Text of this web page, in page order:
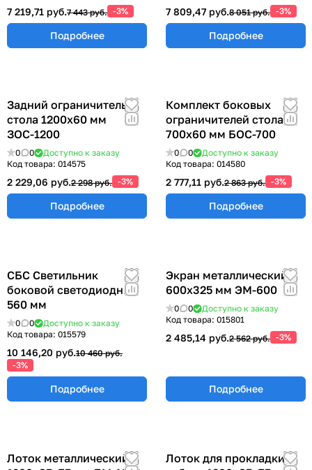
7 219,71 руб.7 443 руб. -3%
Подробнее
7 809,47 руб.8 051 руб. -3%
Подробнее
Задний ограничитель
стола 1200х60 мм
ЗОС-1200
0 0
Доступно к заказу
Код товара: 014575
2 229,06 руб.2 298 руб. -3%
Подробнее
Комплект боковых
ограничителей стола
700х60 мм БОС-700
0 0
Доступно к заказу
Код товара: 014580
2 777,11 руб.2 863 руб. -3%
Подробнее
СБС Светильник
боковой светодиодный
560 мм
0 0
Доступно к заказу
Код товара: 015579
10 146,20 руб.10 460 руб.
-3%
Подробнее
Экран металлический
600х325 мм ЭМ-600
0 0
Доступно к заказу
Код товара: 015801
2 485,14 руб.2 562 руб. -3%
Подробнее
Лоток металлический
Лоток для прокладки